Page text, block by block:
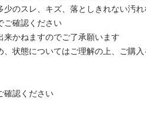
少のスレ、キズ、落としきれない汚
ご確認ください
来かねますのでご了承願います
状態についてはご理解の上、ご購入
確認ください